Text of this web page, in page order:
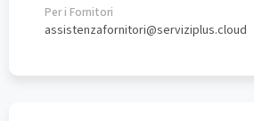
Per i Fornitori
assistenzafornitori@serviziplus.cloud